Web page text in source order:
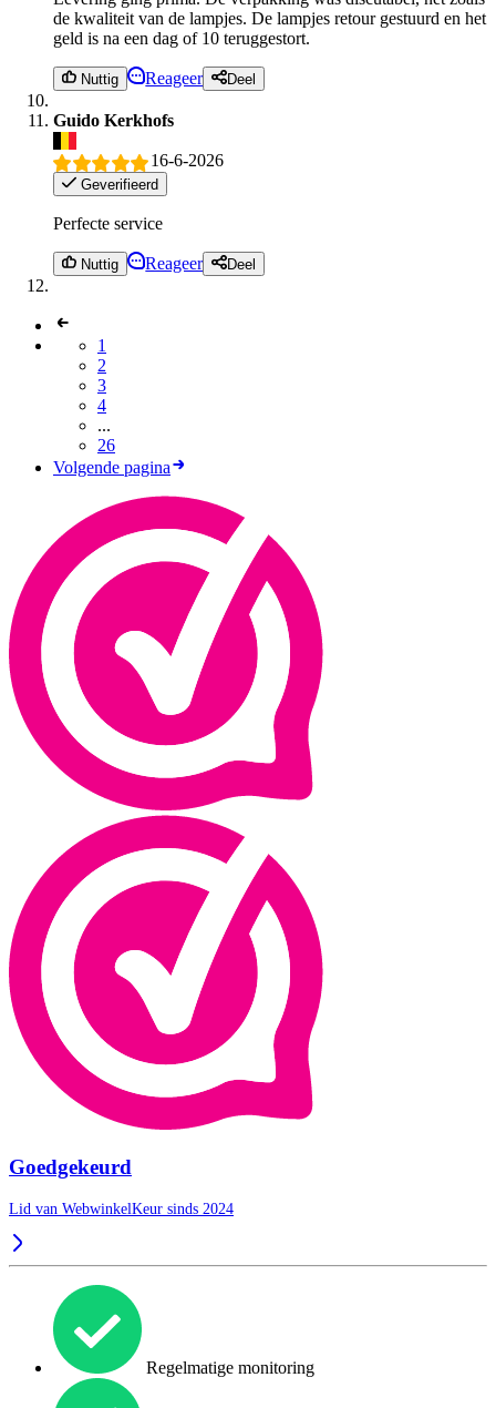
de kwaliteit van de lampjes. De lampjes retour gestuurd en het
geld is na een dag of 10 teruggestort.
Nuttig Reageer Deel
Guido Kerkhofs
16-6-2026
Geverifieerd
Perfecte service
Nuttig Reageer Deel
1
2
3
4
...
26
Volgende pagina
Goedgekeurd
Lid van WebwinkelKeur sinds 2024
Regelmatige monitoring